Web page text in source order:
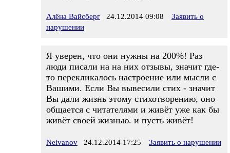
Алёна Вайсберг 24.12.2014 09:08
Заявить о
нарушении
Я уверен, что они нужны на 200%! Раз
люди писали на на них отзывы, значит где-
то перекликалось настроение или мысли с
Вашими. Если Вы вывесили стих - значит
Вы дали жизнь этому стихотворению, оно
общается с читателями и живёт уже как бы
живёт своей жизнью. и пусть живёт!
Neivanov 24.12.2014 17:25 Заявить о нарушении